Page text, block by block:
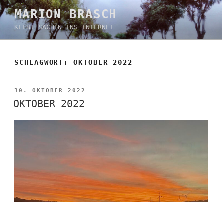
Zum
Inhalt
springen
MARION BRASCH
KLEBT SACHEN INS INTERNET
SCHLAGWORT:OKTOBER 2022
VERÖFFENTLICHT
AM
30. OKTOBER 2022
OKTOBER 2022